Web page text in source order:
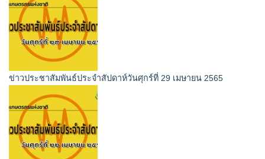
ข่าวประชาสัมพันธ์ประจำสัปดาห์วันศุกร์ที่ 29 เมษายน 2565